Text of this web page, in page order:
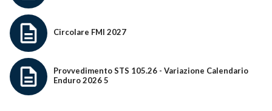
Circolare FMI 2027
Provvedimento STS 105.26 - Variazione Calendario
Enduro 2026 5